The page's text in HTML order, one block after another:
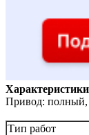
Привод: полный,
Тип работ